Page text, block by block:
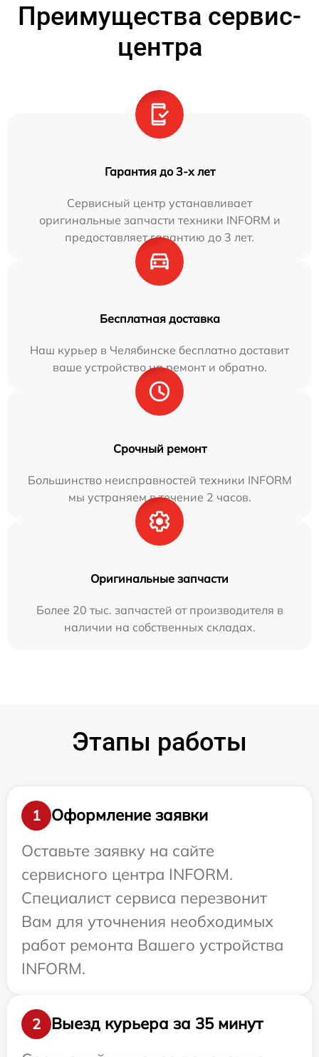
Преимущества сервис-
центра
Гарантия до 3-х лет
Сервисный центр устанавливает
оригинальные запчасти техники INFORM и
предоставляет гарантию до 3 лет.
Бесплатная доставка
Наш курьер в Челябинске бесплатно доставит
ваше устройство на ремонт и обратно.
Срочный ремонт
Большинство неисправностей техники INFORM
мы устраняем в течение 2 часов.
Оригинальные запчасти
Более 20 тыс. запчастей от производителя в
наличии на собственных складах.
Этапы работы
1
Оформление заявки
Оставьте заявку на сайте
сервисного центра INFORM.
Специалист сервиса перезвонит
Вам для уточнения необходимых
работ ремонта Вашего устройства
INFORM.
2
Выезд курьера за 35 минут